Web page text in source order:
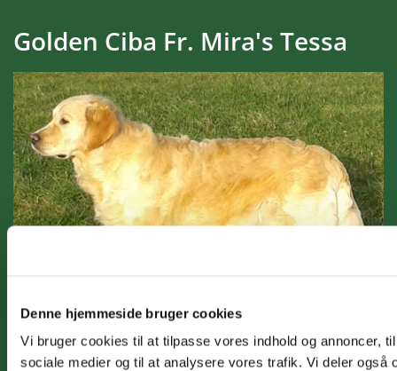
Denne hjemmeside bruger cookies
Vi bruger cookies til at tilpasse vores indhold og annoncer,
sociale medier og til at analysere vores trafik. Vi deler også
Golden Ciba Fr. Mira's Tessa